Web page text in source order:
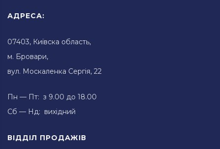
АДРЕСА:
07403, Київска область,
м. Бровари,
вул. Москаленка Сергія, 22
Пн — Пт: з 9.00 до 18.00
Сб — Нд: вихідний
ВІДДІЛ ПРОДАЖІВ